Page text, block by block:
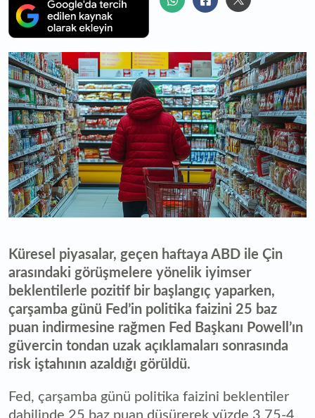
Küresel piyasalar, geçen haftaya ABD ile Çin
arasındaki görüşmelere yönelik iyimser
beklentilerle pozitif bir başlangıç yaparken,
çarşamba günü Fed’in politika faizini 25 baz
puan indirmesine rağmen Fed Başkanı Powell’ın
güvercin tondan uzak açıklamaları sonrasında
risk iştahının azaldığı görüldü.
Fed, çarşamba günü politika faizini beklentiler
dahilinde 25 baz puan düşürerek yüzde 3,75-4